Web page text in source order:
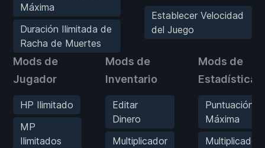
Máxima
Duración Ilimitada de
Racha de Muertes
Establecer Velocidad
del Juego
Mods de
Jugador
HP Ilimitado
MP
Ilimitados
Mods de
Inventario
Editar
Dinero
Multiplicador
Mods de
Estadísticas
Puntuación
Máxima
Multiplicador